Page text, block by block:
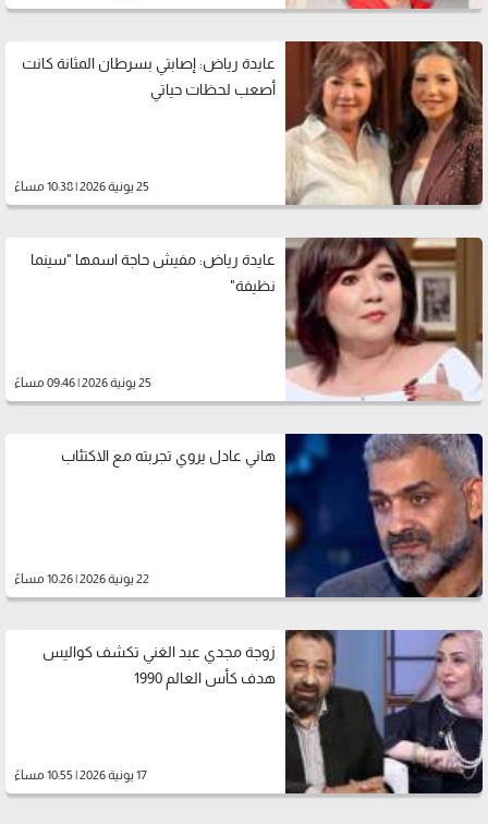
عايدة رياض: إصابتي بسرطان المثانة كانت
أصعب لحظات حياتي
25 يونية 2026 | 10:38 مساءً
عايدة رياض: مفيش حاجة اسمها "سينما
نظيفة"
25 يونية 2026 | 09:46 مساءً
هاني عادل يروي تجربته مع الاكتئاب
22 يونية 2026 | 10:26 مساءً
زوجة مجدي عبد الغني تكشف كواليس
هدف كأس العالم 1990
17 يونية 2026 | 10:55 مساءً